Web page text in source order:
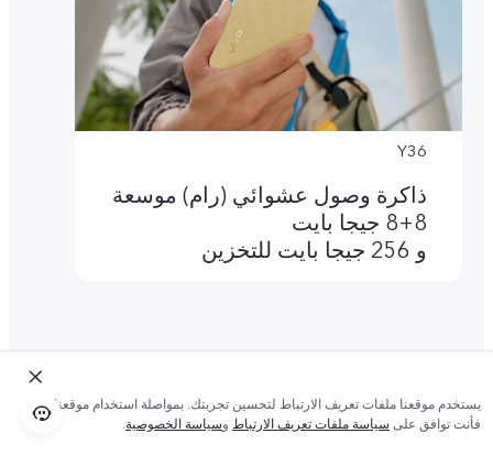
Y36
ذاكرة وصول عشوائي (رام) موسعة
8+8 جيجا بايت
و 256 جيجا بايت للتخزين
يستخدم موقعنا ملفات تعريف الارتباط لتحسين تجربتك. بمواصلة استخدام موقعنا؛
فأنت توافق على سياسة ملفات تعريف الارتباط وسياسة الخصوصية.